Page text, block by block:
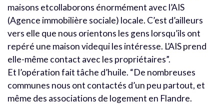
maisons etcollaborons énormément avec l’AIS
(Agence immobilière sociale) locale. C’est d’ailleurs
vers elle que nous orientons les gens lorsqu’ils ont
repéré une maison videqui les intéresse. L’AIS prend
elle-même contact avec les propriétaires”.
Et l’opération fait tâche d’huile. “De nombreuses
communes nous ont contactés d’un peu partout, et
même des associations de logement en Flandre.